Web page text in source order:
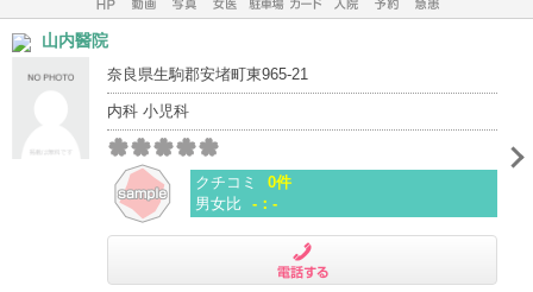
ホームペ
ージ
動画 写真 女医 駐車場
クレジッ
入院 予約 急患
山内醫院
奈良県生駒郡安堵町東965-21
内科 小児科
クチコミ
0件
男女比 -：-